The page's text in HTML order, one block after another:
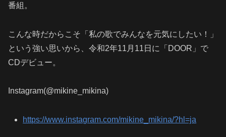
番組。
こんな時だからこそ「私の歌でみんなを元気にしたい！」
という強い思いから、令和2年11月11日に「DOOR」で
CDデビュー。
Instagram(@mikine_mikina)
https://www.instagram.com/mikine_mikina/?hl=ja